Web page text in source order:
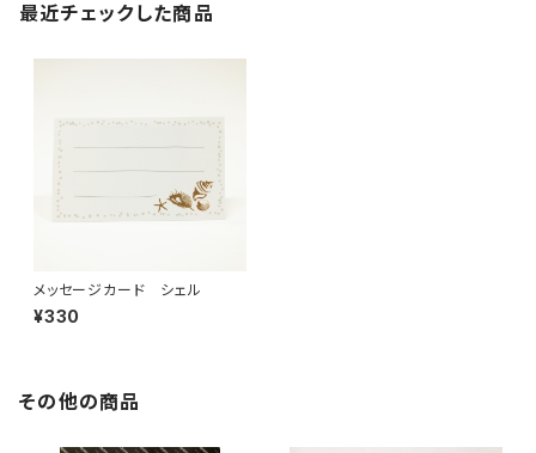
最近チェックした商品
メッセージカード シェル
¥330
その他の商品